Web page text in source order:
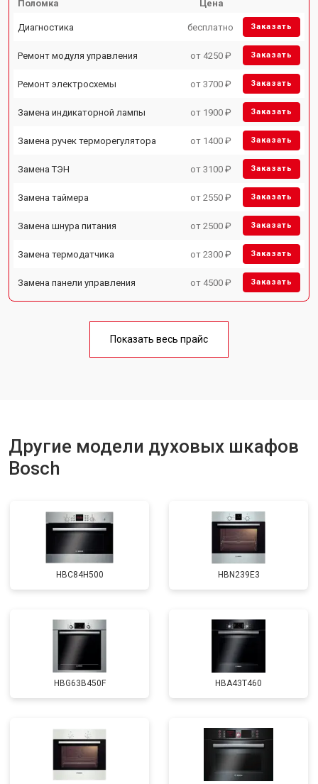
Поломка Цена
Диагностика бесплатно Заказать
Ремонт модуля управления от 4250 ₽ Заказать
Ремонт электросхемы от 3700 ₽ Заказать
Замена индикаторной лампы от 1900 ₽ Заказать
Замена ручек терморегулятора от 1400 ₽ Заказать
Замена ТЭН от 3100 ₽ Заказать
Замена таймера от 2550 ₽ Заказать
Замена шнура питания от 2500 ₽ Заказать
Замена термодатчика от 2300 ₽ Заказать
Замена панели управления от 4500 ₽ Заказать
Показать весь прайс
Другие модели духовых шкафов
Bosch
HBC84H500 HBN239E3
HBG63B450F HBA43T460